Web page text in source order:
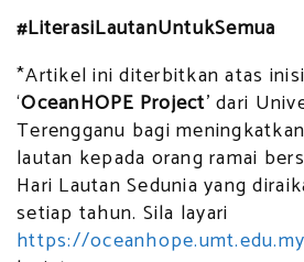
#LiterasiLautanUntukSemua
*Artikel ini diterbitkan atas
‘OceanHOPE Project’ dari
Terengganu bagi
lautan kepada orang ramai
Hari Lautan Sedunia yang
setiap tahun. Sila layari
https://